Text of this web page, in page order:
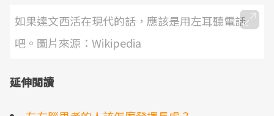
如果達文西活在現代的話，應該是用左耳聽電話
吧。圖片來源：Wikipedia
延伸閱讀